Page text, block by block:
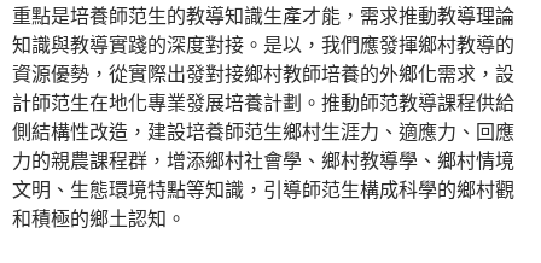
重點是培養師范生的教導知識生產才能，需求推動教導理論
知識與教導實踐的深度對接。是以，我們應發揮鄉村教導的
資源優勢，從實際出發對接鄉村教師培養的外鄉化需求，設
計師范生在地化專業發展培養計劃。推動師范教導課程供給
側結構性改造，建設培養師范生鄉村生涯力、適應力、回應
力的親農課程群，增添鄉村社會學、鄉村教導學、鄉村情境
文明、生態環境特點等知識，引導師范生構成科學的鄉村觀
和積極的鄉土認知。